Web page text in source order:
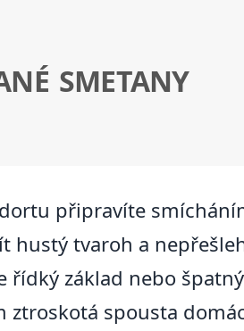
SMETANY
připravíte
hustý tvaroh a
základ nebo
ztroskotá spousta